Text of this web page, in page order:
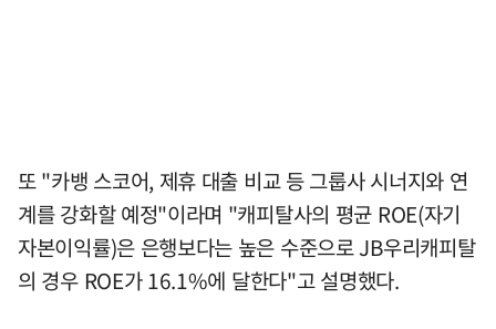
또 "카뱅 스코어, 제휴 대출 비교 등 그룹사 시너지와 연
계를 강화할 예정"이라며 "캐피탈사의 평균 ROE(자기
자본이익률)은 은행보다는 높은 수준으로 JB우리캐피탈
의 경우 ROE가 16.1%에 달한다"고 설명했다.